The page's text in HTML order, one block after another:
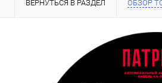
ВЕРНУТЬСЯ В РАЗДЕЛ ОБЗОР